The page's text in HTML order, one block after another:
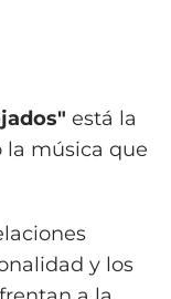
está la
la música que
y los